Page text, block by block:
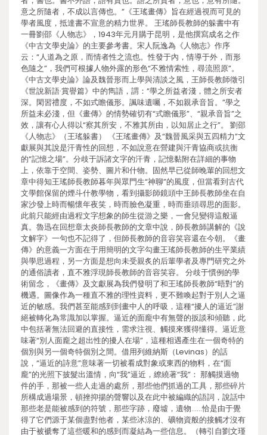
意之所隨者，不成以言傳也。”《王瑤畫傳》旨在經過視而可見的
學者風度，抵達書不宣意的精力世界。 王瑤師長教師的躲書中有
一冊劉邵《人物志》，1943年元月購于昆明，是他撰寫成名之作
《中古文學史論》的主要參考書。宋人阮逸為《人物志》作序
云：“人道為之原，而情者性之流也。性發于內，情導于外，而形
色隨之”，我們可根據人物外露的形色“不雅情索性，尋流照原”。
《中古文學史論》論及魏晉形而上學與清談之風，王師長教師徵引
《世說新語·賞譽篇》中的雋語，謂：“學之所益者淺，體之所安者
深。閑習禮度，不如式瞻儀形。諷味遺囑，不如親承音旨。”學之
所益未必淺，但《畫傳》的情勢確切有“式瞻儀形”、“親承音旨”之
效，讓有心人得以“察其所安，不雅其所由，以知居止之行”。 劉邵
《人物志》（王瑤躲書） 《王瑤畫傳》及“魏晉風采與五四精力”文
獻展與其說是汗青性的回想，不如說意在營建與汗青協商或抗衡
的“記憶之場”。分歧于訴諸文字的汗青，記憶黏附在詳細的事物
上，依靠于空間、姿勢、圖片和什物。固然早已從師晚輩的回想文
章中得知王瑤師長教師暮年與眾門生“神聊”的風度，但當看到古代
文學館保留的煙斗什教學物，看到攝影師鏡頭中王師長教師坐在自
家沙發上時而暢懷年夜笑，時而臉色凝重，時而垂頭尋思的面影。
此前只能經由過程文字想象的師生從游之樂，一會兒變得這般逼
真。魯迅在回想章太炎師長教師的文章中說，師長教師講解的《說
文解字》一句也不記得了，但師長教師的音容笑容還在今朝。《畫
傳》的意義一方面在于用簡明的文字勾畫王瑤師長教師的生平業績
與學思過程，另一方面是想向未受親炙的后輩學者及專門研究之外
的通俗讀者，直不雅浮現師長教師的音容笑容。 分歧于慣例的學
術留念，《畫傳》及文獻展為我們發明了和王瑤師長教師“晤對”的
機遇。圖像作為一種直不雅的理性資料，更不難喚起對于別人之逼
近的敏感。我們甚至能感到到畫中人的呼吸，這種“擾人的逼近”謝
絕被轉化為常識加以掌握。逼近的面龐中有無聲的扳談和傾聽，此
中包括著無法回避的直接性，需求注視、觸摸來獲得懂得。逼近意
味著“別人面龐之超出性的擾人在場”，這種相遇產生在一個奇特的
個別與另一個奇特個別之間。借用列維納斯（Levinas）的話
說，“逼近的詩意”意味著一切被看成對象或東西的物料，在“面
龐”的光照下披髮出溫情，向“我”逼近，繚繞著“我”： 那觸摸過物
件的手，那被一些人走過的處所，那些他們抓過的工具，那些碎片
所構成過場景，頓挫抑揚的聲響以及在此中被編織的語詞，說話中
那些老是能被感到的符號，那些字跡，廢墟，遺物……恰是由于覺
得了它們源于某個盡對他者，某些冰涼的、礦物資般的接觸才沒有
由于被褫奪了這些暖和的感到而凝結為一些信息。（轉引自劉文瑾